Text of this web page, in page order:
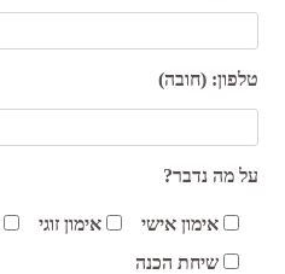
טלפון: (חובה)
על מה נדבר?
אימון אישי אימון זוגי
שיחת הכנה